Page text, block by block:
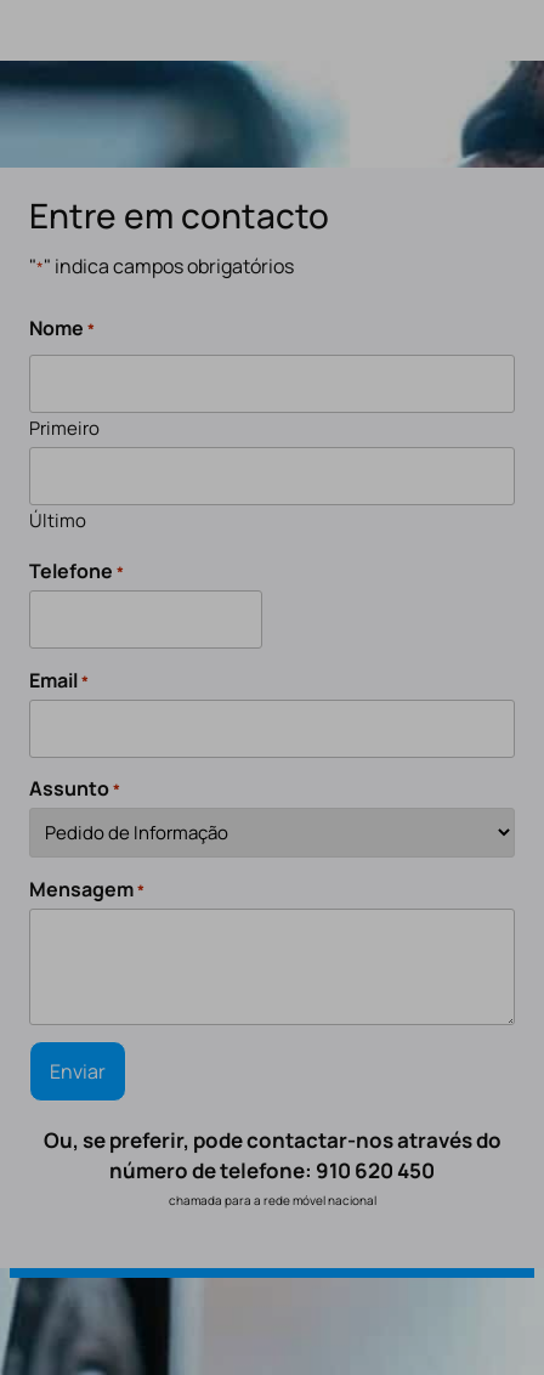
Entre em contacto
"*" indica campos obrigatórios
Nome *
Primeiro
Último
Telefone *
Email*
Assunto*
Mensagem*
Ou, se preferir, pode contactar-nos através do
número de telefone: 910 620 450
chamada para a rede móvel nacional